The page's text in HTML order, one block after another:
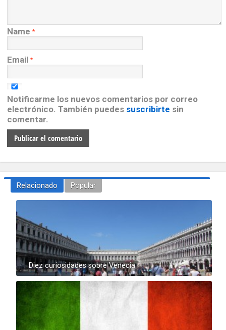
Name *
Email *
Notificarme los nuevos comentarios por correo
electrónico. También puedes suscribirte sin
comentar.
Relacionado Popular
Diez curiosidades sobre Venecia